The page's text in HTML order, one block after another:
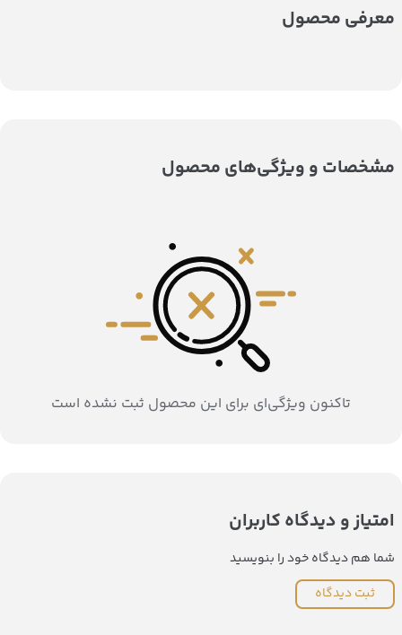
معرفی محصول
مشخصات و ویژگی‌های محصول
تاکنون ویژگی‌ای برای این محصول ثبت نشده است
امتیاز و دیدگاه کاربران
شما هم دیدگاه خود را بنویسید
ثبت دیدگاه